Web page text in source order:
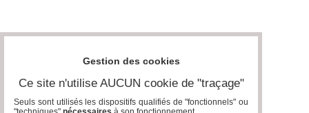
Gestion des cookies
Ce site n'utilise AUCUN cookie de "traçage"
Seuls sont utilisés les dispositifs qualifiés de "fonctionnels" ou